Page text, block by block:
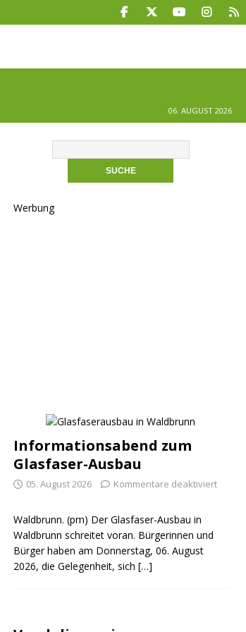
06. AUGUST 2026
Werbung
Informationsabend zum
Glasfaser-Ausbau
05. August 2026 Kommentare deaktiviert
Waldbrunn. (pm) Der Glasfaser-Ausbau in
Waldbrunn schreitet voran. Bürgerinnen und
Bürger haben am Donnerstag, 06. August
2026, die Gelegenheit, sich […]